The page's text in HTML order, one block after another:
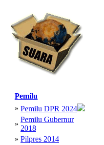
Pemilu
» Pemilu DPR 2024
»
Pemilu Gubernur
2018
» Pilpres 2014